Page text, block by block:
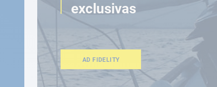
exclusivas
AD FIDELITY